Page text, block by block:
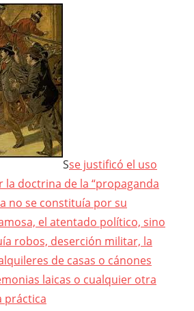
Sse justificó el uso
la doctrina de la “propaganda
no se constituía por su
el atentado político, sino
robos, deserción militar, la
de casas o cánones
laicas o cualquier otra
práctica